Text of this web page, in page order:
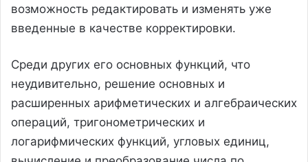
возможность редактировать и изменять уже
введенные в качестве корректировки.
Среди других его основных функций, что
неудивительно, решение основных и
расширенных арифметических и алгебраических
операций, тригонометрических и
логарифмических функций, угловых единиц,